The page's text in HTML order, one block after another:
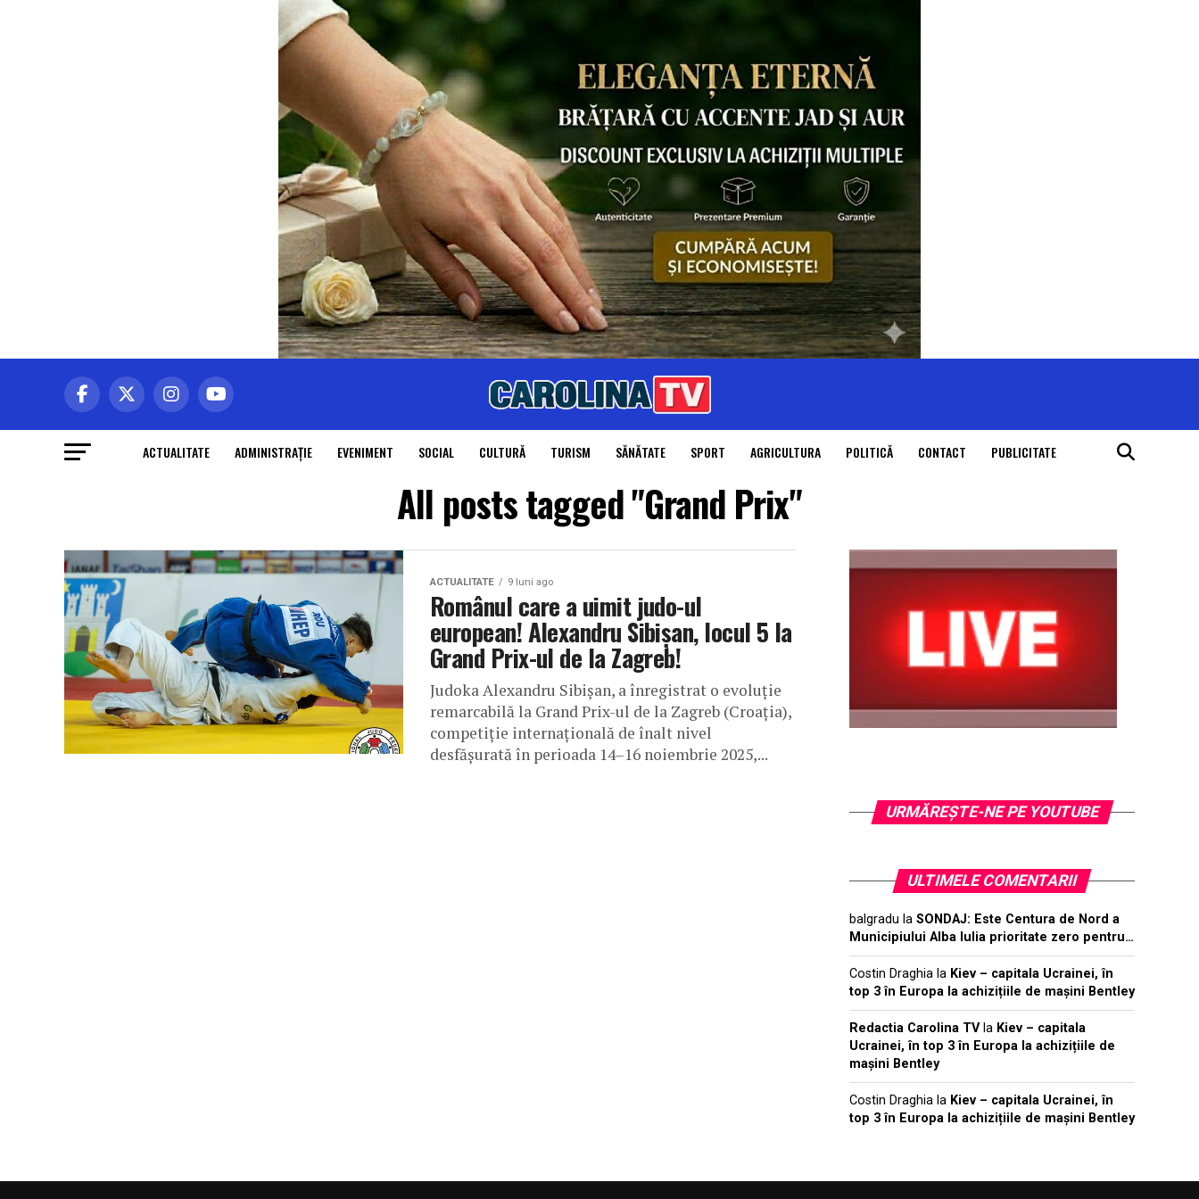
ACTUALITATE ADMINISTRAŢIE EVENIMENT SOCIAL CULTURĂ TURISM SĂNĂTATE SPORT AGRICULTURA POLITICĂ CONTACT PUBLICITATE
All posts tagged "Grand Prix"
ACTUALITATE 9 luni ago
Românul care a uimit judo-ul
european! Alexandru Sibișan, locul 5 la
Grand Prix-ul de la Zagreb!
Judoka Alexandru Sibișan, a înregistrat o evoluție
remarcabilă la Grand Prix-ul de la Zagreb (Croația),
competiție internațională de înalt nivel
desfășurată în perioada 14–16 noiembrie 2025,...
URMĂREŞTE-NE PE YOUTUBE
ULTIMELE COMENTARII
balgradu la SONDAJ: Este Centura de Nord a
Municipiului Alba Iulia prioritate zero pentru…
Costin Draghia la Kiev – capitala Ucrainei, în
top 3 în Europa la achizițiile de mașini Bentley
Redactia Carolina TVla Kiev – capitala
Ucrainei, în top 3 în Europa la achizițiile de
mașini Bentley
Costin Draghia la Kiev – capitala Ucrainei, în
top 3 în Europa la achizițiile de mașini Bentley